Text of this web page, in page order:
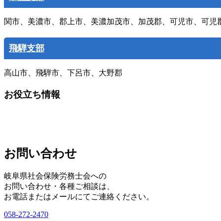
関市、美濃市、郡上市、美濃加茂市、加茂郡、可児市、可児
飛騨支部
高山市、飛騨市、下呂市、大野郡
お役立ち情報
お問い合わせ
岐阜県社会保険労務士会への
お問い合わせ・各種ご相談は、
お電話またはメールにてご連絡ください。
058-272-2470